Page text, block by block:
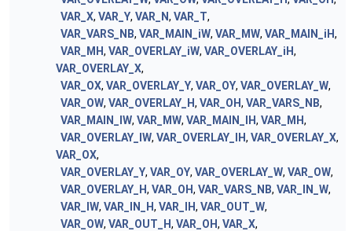
VAR_X, VAR_Y, VAR_N, VAR_T,
VAR_VARS_NB, VAR_MAIN_iW, VAR_MW, VAR_MAIN_iH,
VAR_MH, VAR_OVERLAY_iW, VAR_OVERLAY_iH,
VAR_OVERLAY_X,
VAR_OX, VAR_OVERLAY_Y, VAR_OY, VAR_OVERLAY_W,
VAR_OW, VAR_OVERLAY_H, VAR_OH, VAR_VARS_NB,
VAR_MAIN_IW, VAR_MW, VAR_MAIN_IH, VAR_MH,
VAR_OVERLAY_IW, VAR_OVERLAY_IH, VAR_OVERLAY_X,
VAR_OX,
VAR_OVERLAY_Y, VAR_OY, VAR_OVERLAY_W, VAR_OW,
VAR_OVERLAY_H, VAR_OH, VAR_VARS_NB, VAR_IN_W,
VAR_IW, VAR_IN_H, VAR_IH, VAR_OUT_W,
VAR_OW, VAR_OUT_H, VAR_OH, VAR_X,